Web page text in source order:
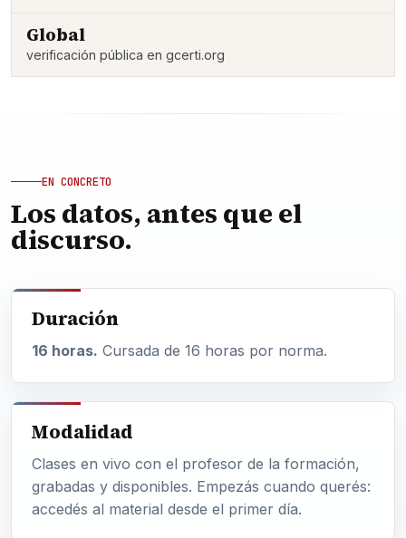
Global
verificación pública en gcerti.org
EN CONCRETO
Los datos, antes que el
discurso.
Duración
16 horas. Cursada de 16 horas por norma.
Modalidad
Clases en vivo con el profesor de la formación,
grabadas y disponibles. Empezás cuando querés:
accedés al material desde el primer día.